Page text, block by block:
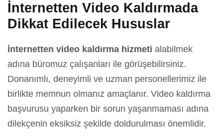
İnternetten Video Kaldırmada
Dikkat Edilecek Hususlar
İnternetten video kaldırma hizmeti alabilmek
adına büromuz çalışanları ile görüşebilirsiniz.
Donanımlı, deneyimli ve uzman personellerimiz ile
birlikte memnun olmanız amaçlanır. Video kaldırma
başvurusu yaparken bir sorun yaşanmaması adına
dilekçenin eksiksiz şekilde doldurulması önemlidir.